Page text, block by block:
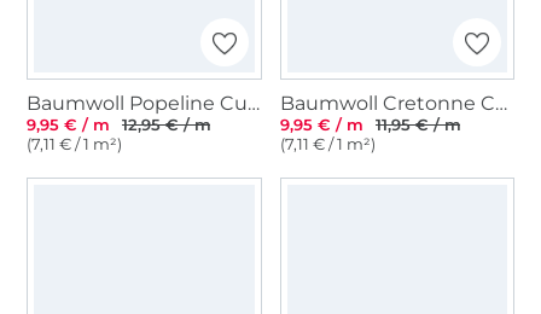
Baumwoll Popeline Cute Animals, beige
9,95 € / m
12,95 € / m
(7,11 € / 1 m²)
Baumwoll Cretonne Coffee Break, wollweiß
9,95 € / m
11,95 € / m
(7,11 € / 1 m²)